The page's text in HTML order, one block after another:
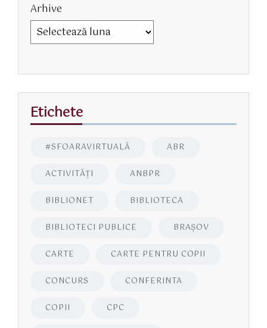
Arhive
Etichete
#SFOARAVIRTUALĂ ABR
ACTIVITĂŢI ANBPR
BIBLIONET BIBLIOTECA
BIBLIOTECI PUBLICE BRAŞOV
CARTE CARTE PENTRU COPII
CONCURS CONFERINTA
COPII CPC